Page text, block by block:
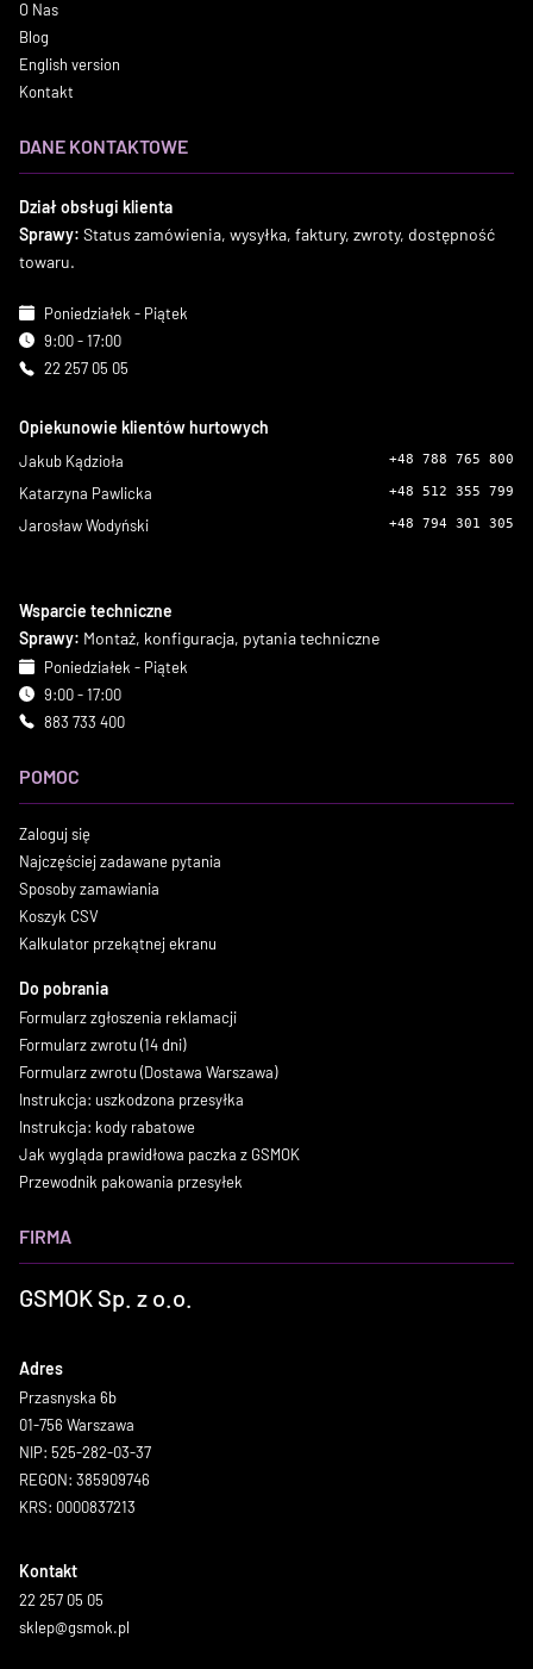
O Nas
Blog
English version
Kontakt
DANE KONTAKTOWE
Dział obsługi klienta
Sprawy: Status zamówienia, wysyłka, faktury, zwroty, dostępność
towaru.
Poniedziałek - Piątek
9:00 - 17:00
22 257 05 05
Opiekunowie klientów hurtowych
Jakub Kądzioła +48 788 765 800
Katarzyna Pawlicka +48 512 355 799
Jarosław Wodyński +48 794 301 305
Wsparcie techniczne
Sprawy: Montaż, konfiguracja, pytania techniczne
Poniedziałek - Piątek
9:00 - 17:00
883 733 400
POMOC
Zaloguj się
Najczęściej zadawane pytania
Sposoby zamawiania
Koszyk CSV
Kalkulator przekątnej ekranu
Do pobrania
Formularz zgłoszenia reklamacji
Formularz zwrotu (14 dni)
Formularz zwrotu (Dostawa Warszawa)
Instrukcja: uszkodzona przesyłka
Instrukcja: kody rabatowe
Jak wygląda prawidłowa paczka z GSMOK
Przewodnik pakowania przesyłek
FIRMA
GSMOK Sp. z o.o.
Adres
Przasnyska 6b
01-756 Warszawa
NIP: 525-282-03-37
REGON: 385909746
KRS: 0000837213
Kontakt
22 257 05 05
sklep@gsmok.pl